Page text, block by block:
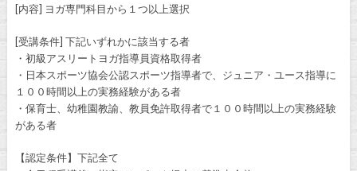
[内容] ヨガ専門科目から１つ以上選択
[受講条件] 下記いずれかに該当する者
・初級アスリートヨガ指導員資格取得者
・日本スポーツ協会公認スポーツ指導者で、ジュニア・ユース指導に
１００時間以上の実務経験がある者
・保育士、幼稚園教諭、教員免許取得者で１００時間以上の実務経験
がある者
【認定条件】下記全て